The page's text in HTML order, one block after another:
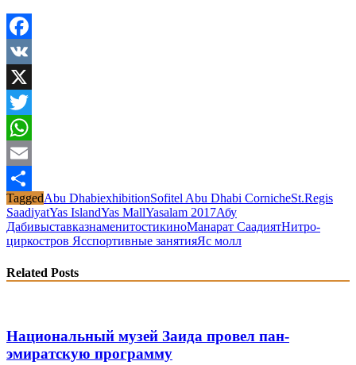
Facebook
VK
X
Twitter
WhatsApp
Email
Share
TaggedAbu DhabiexhibitionSofitel Abu Dhabi CornicheSt.Regis
SaadiyatYas IslandYas MallYasalam 2017Абу
ДабивыставказнаменитостикиноМанарат СаадиятНитро-
циркостров Ясспортивные занятияЯс молл
Related Posts
Национальный музей Заида провел пан-
эмиратскую программу